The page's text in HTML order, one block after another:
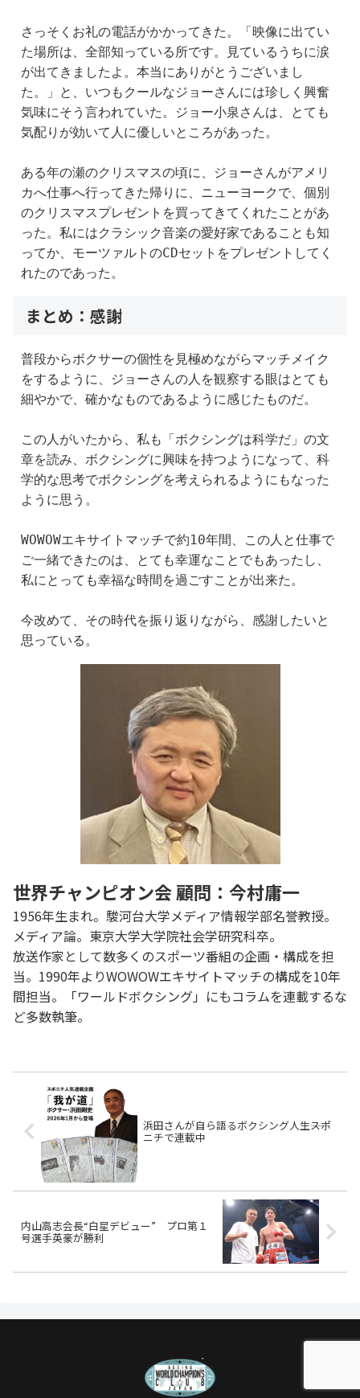
さっそくお礼の電話がかかってきた。「映像に出てい
た場所は、全部知っている所です。見ているうちに涙
が出てきましたよ。本当にありがとうございまし
た。」と、いつもクールなジョーさんには珍しく興奮
気味にそう言われていた。ジョー小泉さんは、とても
気配りが効いて人に優しいところがあった。
ある年の瀬のクリスマスの頃に、ジョーさんがアメリ
カへ仕事へ行ってきた帰りに、ニューヨークで、個別
のクリスマスプレゼントを買ってきてくれたことがあ
った。私にはクラシック音楽の愛好家であることも知
ってか、モーツァルトのCDセットをプレゼントしてく
れたのであった。
まとめ：感謝
普段からボクサーの個性を見極めながらマッチメイク
をするように、ジョーさんの人を観察する眼はとても
細やかで、確かなものであるように感じたものだ。
この人がいたから、私も「ボクシングは科学だ」の文
章を読み、ボクシングに興味を持つようになって、科
学的な思考でボクシングを考えられるようにもなった
ように思う。
WOWOWエキサイトマッチで約10年間、この人と仕事で
ご一緒できたのは、とても幸運なことでもあったし、
私にとっても幸福な時間を過ごすことが出来た。
今改めて、その時代を振り返りながら、感謝したいと
思っている。
世界チャンピオン会 顧問：今村庸一
1956年生まれ。駿河台大学メディア情報学部名誉教授。
メディア論。東京大学大学院社会学研究科卒。
放送作家として数多くのスポーツ番組の企画・構成を担
当。1990年よりWOWOWエキサイトマッチの構成を10年
間担当。「ワールドボクシング」にもコラムを連載するな
ど多数執筆。
浜田さんが自ら語るボクシング人生――スポ
ニチで連載中
内山高志会長“白星デビュー” プロ第１
号選手英豪が勝利